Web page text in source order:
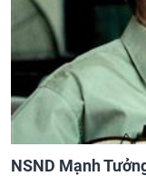
NSND Mạnh